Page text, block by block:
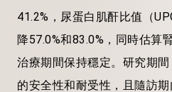
41.2%，尿蛋白肌酐比值（
降57.0%和83.0%，同時估算
治療期間保持穩定。研究期
的安全性和耐受性，且隨訪